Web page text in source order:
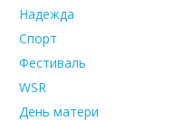
Надежда
Спорт
Фестиваль
WSR
День матери